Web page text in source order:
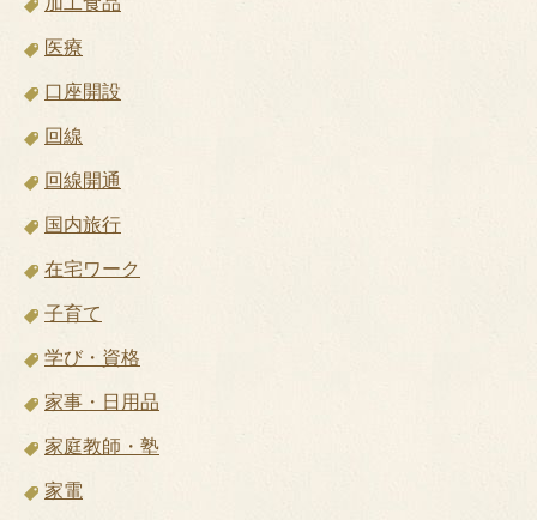
医療
口座開設
回線
回線開通
国内旅行
在宅ワーク
子育て
学び・資格
家事・日用品
家庭教師・塾
家電